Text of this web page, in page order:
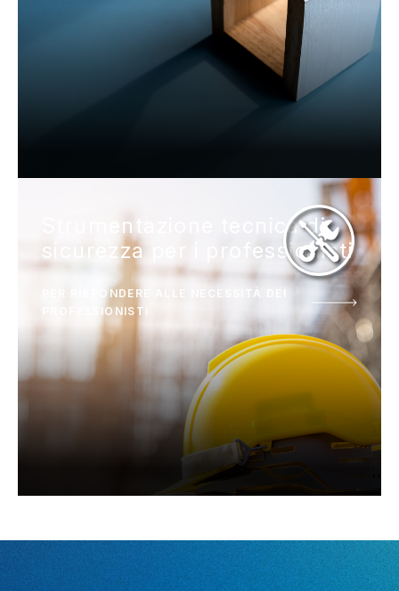
Strumentazione tecnica di
sicurezza per i professionisti
PER RISPONDERE ALLE NECESSITÀ DEI
PROFESSIONISTI